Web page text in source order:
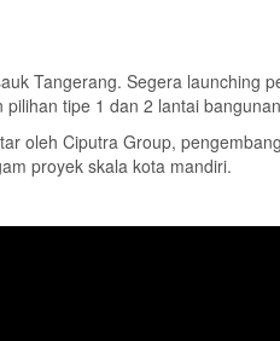
Tangerang. Segera launching
tipe 1 dan 2 lantai
oleh Ciputra Group,
proyek skala kota mandiri.